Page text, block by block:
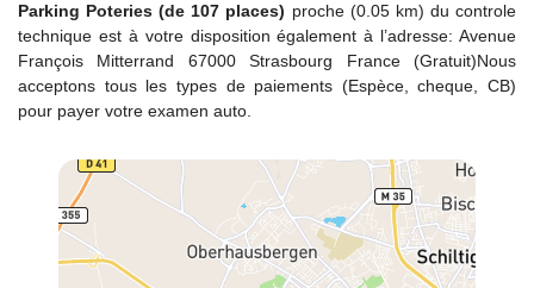
Parking Poteries (de 107 places) proche (0.05 km) du controle
technique est à votre disposition également à l’adresse: Avenue
François Mitterrand 67000 Strasbourg France (Gratuit)Nous
acceptons tous les types de paiements (Espèce, cheque, CB)
pour payer votre examen auto.